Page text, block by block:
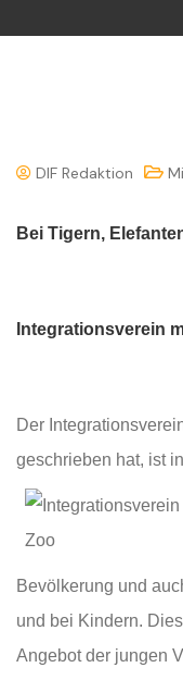
DIF Redaktion
Bei Tigern,
Integrationsverein
Der
geschrieben hat, ist
Bevölkerung und
und bei Kindern.
Angebot der jungen